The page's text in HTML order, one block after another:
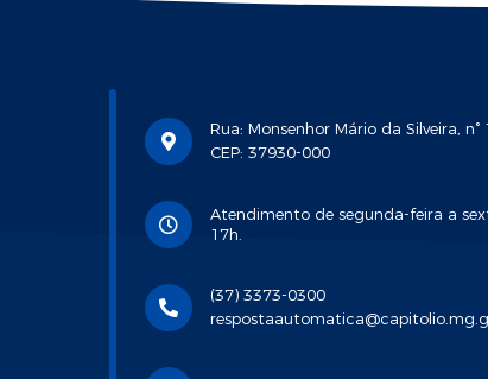
Rua: Monsenhor Mário da Silveira, n°
CEP: 37930-000
Atendimento de segunda-feira a
17h.
(37) 3373-0300